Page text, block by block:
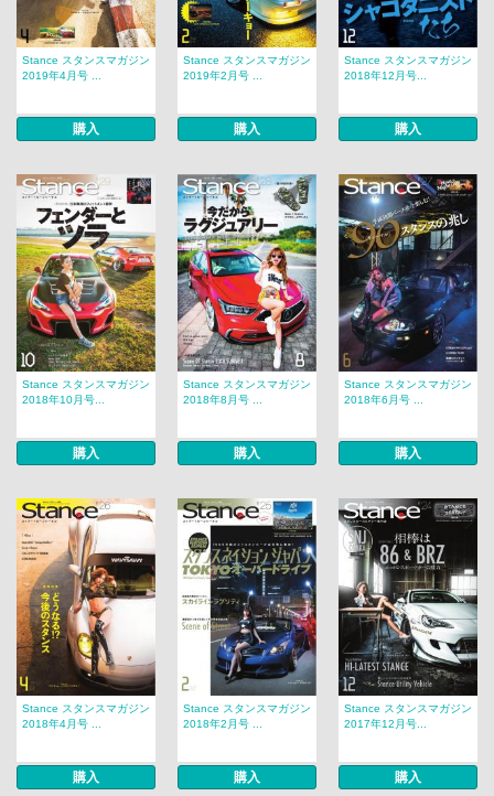
Stance スタンスマガジン
2019年4月号 ...
購入
Stance スタンスマガジン
2019年2月号 ...
購入
Stance スタンスマガジン
2018年12月号...
購入
Stance スタンスマガジン
2018年10月号...
購入
Stance スタンスマガジン
2018年8月号 ...
購入
Stance スタンスマガジン
2018年6月号 ...
購入
Stance スタンスマガジン
2018年4月号 ...
購入
Stance スタンスマガジン
2018年2月号 ...
購入
Stance スタンスマガジン
2017年12月号...
購入